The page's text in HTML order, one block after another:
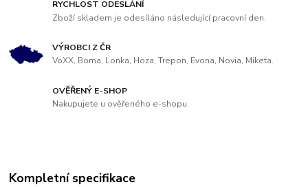
RYCHLOST ODESLÁNÍ
Zboží skladem je odesíláno následující pracovní den.
VÝROBCI Z ČR
VoXX, Boma, Lonka, Hoza, Trepon, Evona, Novia, Miketa.
OVĚŘENÝ E-SHOP
Nakupujete u ověřeného e-shopu.
Kompletní specifikace